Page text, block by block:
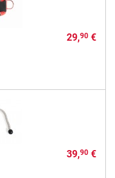
29,90€
39,90€